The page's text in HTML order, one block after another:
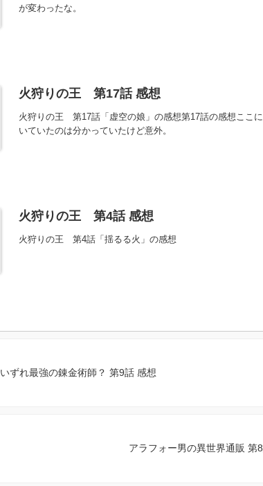
が変わったな。
火狩りの王 第17話 感想
火狩りの王 第17話「虚空の娘」の感想第17話の感想ここ
いていたのは分かっていたけど意外。
火狩りの王 第4話 感想
火狩りの王 第4話「揺るる火」の感想
いずれ最強の錬金術師？ 第9話 感想
アラフォー男の異世界通販 第